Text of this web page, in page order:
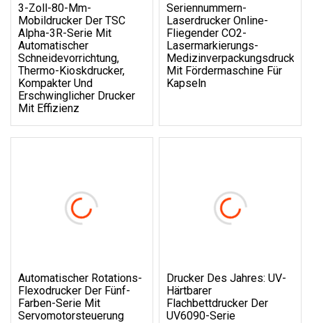
3-Zoll-80-Mm-
Mobildrucker Der TSC
Alpha-3R-Serie Mit
Automatischer
Schneidevorrichtung,
Thermo-Kioskdrucker,
Kompakter Und
Erschwinglicher Drucker
Mit Effizienz
Seriennummern-
Laserdrucker Online-
Fliegender CO2-
Lasermarkierungs-
Medizinverpackungsdruck
Mit Fördermaschine Für
Kapseln
Automatischer Rotations-
Flexodrucker Der Fünf-
Farben-Serie Mit
Servomotorsteuerung
Drucker Des Jahres: UV-
Härtbarer
Flachbettdrucker Der
UV6090-Serie